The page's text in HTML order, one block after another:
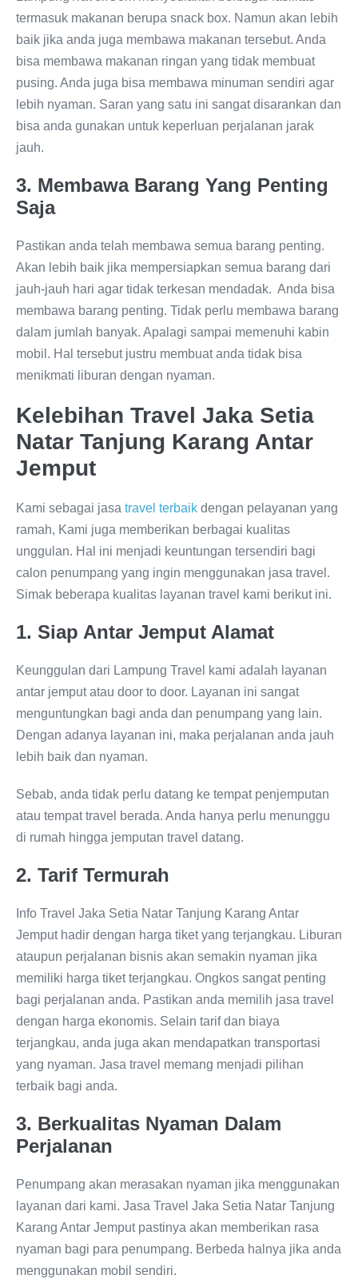
termasuk makanan berupa snack box. Namun akan lebih
baik jika anda juga membawa makanan tersebut. Anda
bisa membawa makanan ringan yang tidak membuat
pusing. Anda juga bisa membawa minuman sendiri agar
lebih nyaman. Saran yang satu ini sangat disarankan dan
bisa anda gunakan untuk keperluan perjalanan jarak
jauh.
3. Membawa Barang Yang Penting
Saja
Pastikan anda telah membawa semua barang penting.
Akan lebih baik jika mempersiapkan semua barang dari
jauh-jauh hari agar tidak terkesan mendadak. Anda bisa
membawa barang penting. Tidak perlu membawa barang
dalam jumlah banyak. Apalagi sampai memenuhi kabin
mobil. Hal tersebut justru membuat anda tidak bisa
menikmati liburan dengan nyaman.
Kelebihan Travel Jaka Setia
Natar Tanjung Karang Antar
Jemput
Kami sebagai jasa travel terbaik dengan pelayanan yang
ramah, Kami juga memberikan berbagai kualitas
unggulan. Hal ini menjadi keuntungan tersendiri bagi
calon penumpang yang ingin menggunakan jasa travel.
Simak beberapa kualitas layanan travel kami berikut ini.
1. Siap Antar Jemput Alamat
Keunggulan dari Lampung Travel kami adalah layanan
antar jemput atau door to door. Layanan ini sangat
menguntungkan bagi anda dan penumpang yang lain.
Dengan adanya layanan ini, maka perjalanan anda jauh
lebih baik dan nyaman.
Sebab, anda tidak perlu datang ke tempat penjemputan
atau tempat travel berada. Anda hanya perlu menunggu
di rumah hingga jemputan travel datang.
2. Tarif Termurah
Info Travel Jaka Setia Natar Tanjung Karang Antar
Jemput hadir dengan harga tiket yang terjangkau. Liburan
ataupun perjalanan bisnis akan semakin nyaman jika
memiliki harga tiket terjangkau. Ongkos sangat penting
bagi perjalanan anda. Pastikan anda memilih jasa travel
dengan harga ekonomis. Selain tarif dan biaya
terjangkau, anda juga akan mendapatkan transportasi
yang nyaman. Jasa travel memang menjadi pilihan
terbaik bagi anda.
3. Berkualitas Nyaman Dalam
Perjalanan
Penumpang akan merasakan nyaman jika menggunakan
layanan dari kami. Jasa Travel Jaka Setia Natar Tanjung
Karang Antar Jemput pastinya akan memberikan rasa
nyaman bagi para penumpang. Berbeda halnya jika anda
menggunakan mobil sendiri.